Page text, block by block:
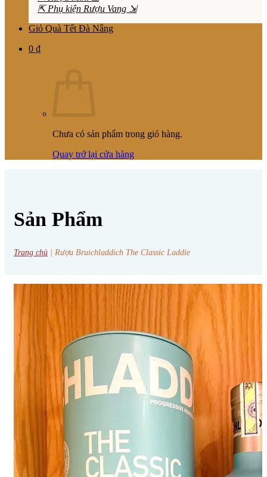
⇱ Phụ kiện Rượu Vang ⇲
Giỏ Quà Tết Đà Nẵng
0 ₫
Chưa có sản phẩm trong giỏ hàng.
Quay trở lại cửa hàng
Sản Phẩm
Trang chủ Rượu Bruichladdich The Classic Laddie